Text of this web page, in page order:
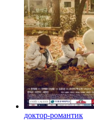
доктор-романтик